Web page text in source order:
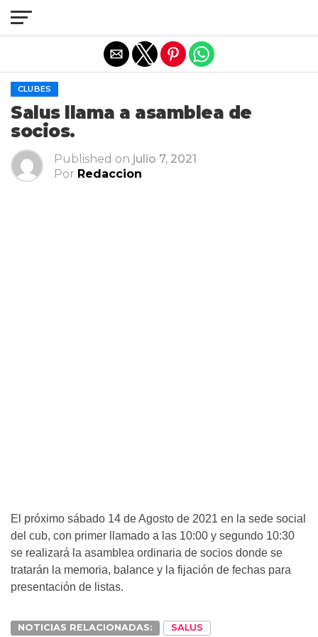
CLUBES
Salus llama a asamblea de
socios.
Published on julio 7, 2021
Por Redaccion
El próximo sábado 14 de Agosto de 2021 en la sede social
del cub, con primer llamado a las 10:00 y segundo 10:30
se realizará la asamblea ordinaria de socios donde se
tratarán la memoria, balance y la fijación de fechas para
presentación de listas.
NOTICIAS RELACIONADAS: SALUS